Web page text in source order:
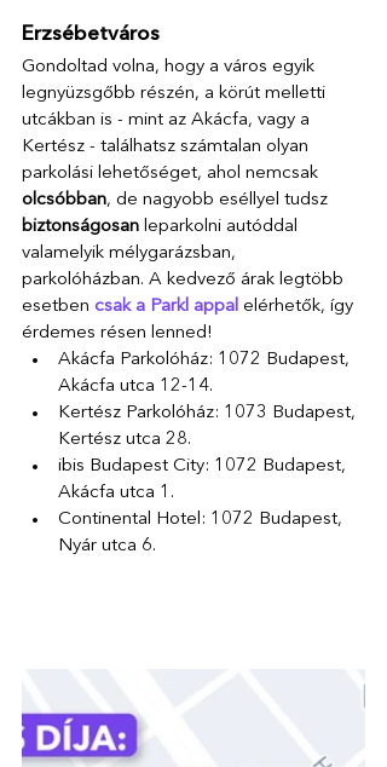
Erzsébetváros
Gondoltad volna, hogy a város egyik
legnyüzsgőbb részén, a körút melletti
utcákban is - mint az Akácfa, vagy a
Kertész - találhatsz számtalan olyan
parkolási lehetőséget, ahol nemcsak
olcsóbban, de nagyobb eséllyel tudsz
biztonságosan leparkolni autóddal
valamelyik mélygarázsban,
parkolóházban. A kedvező árak legtöbb
esetben csak a Parkl appal elérhetők, így
érdemes résen lenned!
Akácfa Parkolóház: 1072 Budapest,
Akácfa utca 12-14.
Kertész Parkolóház: 1073 Budapest,
Kertész utca 28.
ibis Budapest City: 1072 Budapest,
Akácfa utca 1.
Continental Hotel: 1072 Budapest,
Nyár utca 6.